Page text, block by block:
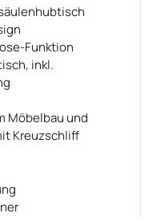
Funktion
inkl.
Möbelbau und
Kreuzschliff